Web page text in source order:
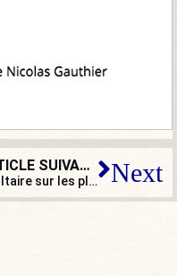
ARTICLE SUIVANT
BVoltaire sur les plateaux télé – Semaine 49 – 2019 Next